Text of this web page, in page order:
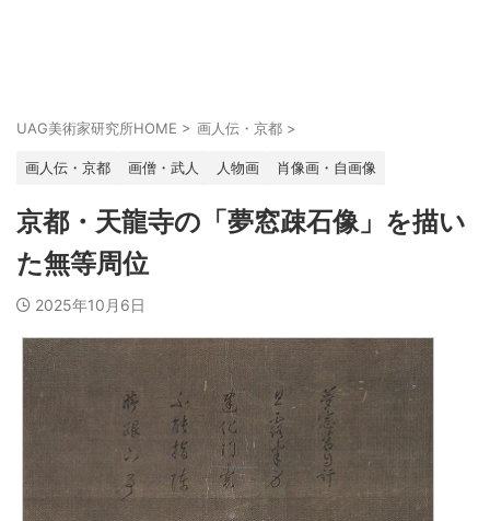
UAG美術家研究所HOME > 画人伝・京都 >
画人伝・京都 画僧・武人 人物画 肖像画・自画像
京都・天龍寺の「夢窓疎石像」を描い
た無等周位
2025年10月6日